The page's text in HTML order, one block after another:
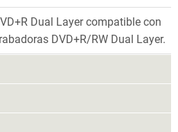
Dual Layer compatible con
DVD+R/RW Dual Layer.